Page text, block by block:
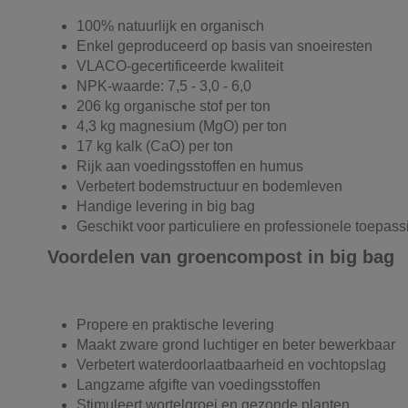
100% natuurlijk en organisch
Enkel geproduceerd op basis van snoeiresten
VLACO-gecertificeerde kwaliteit
NPK-waarde: 7,5 - 3,0 - 6,0
206 kg organische stof per ton
4,3 kg magnesium (MgO) per ton
17 kg kalk (CaO) per ton
Rijk aan voedingsstoffen en humus
Verbetert bodemstructuur en bodemleven
Handige levering in big bag
Geschikt voor particuliere en professionele
Voordelen van groencompost in big bag
Propere en praktische levering
Maakt zware grond luchtiger en beter bewerkbaar
Verbetert waterdoorlaatbaarheid en vochtopslag
Langzame afgifte van voedingsstoffen